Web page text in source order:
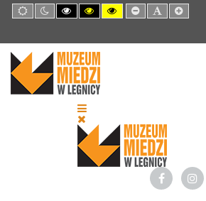
Default
mode
Night
mode
High
Contrast
mode
High
Contrast
mode
High
Contrast
mode
Set
Smaller
Set
Default
Set
Larger